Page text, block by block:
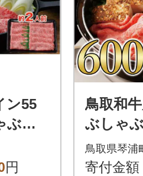
ン55
ぶし
円
鳥取和
ぶしゃ
0g 1400
鳥取県琴浦
寄付金額